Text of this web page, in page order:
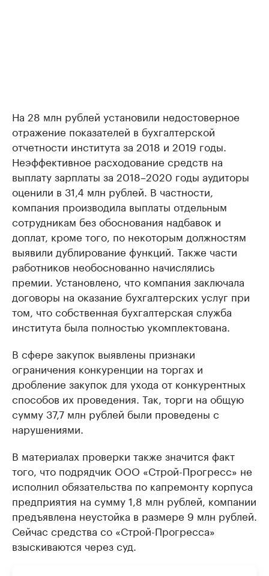
На 28 млн рублей установили недостоверное
отражение показателей в бухгалтерской
отчетности института за 2018 и 2019 годы.
Неэффективное расходование средств на
выплату зарплаты за 2018–2020 годы аудиторы
оценили в 31,4 млн рублей. В частности,
компания производила выплаты отдельным
сотрудникам без обоснования надбавок и
доплат, кроме того, по некоторым должностям
выявили дублирование функций. Также части
работников необоснованно начислялись
премии. Установлено, что компания заключала
договоры на оказание бухгалтерских услуг при
том, что собственная бухгалтерская служба
института была полностью укомплектована.
В сфере закупок выявлены признаки
ограничения конкуренции на торгах и
дробление закупок для ухода от конкурентных
способов их проведения. Так, торги на общую
сумму 37,7 млн рублей были проведены с
нарушениями.
В материалах проверки также значится факт
того, что подрядчик ООО «Строй-Прогресс» не
исполнил обязательства по капремонту корпуса
предприятия на сумму 1,8 млн рублей, компании
предъявлена неустойка в размере 9 млн рублей.
Сейчас средства со «Строй-Прогресса»
взыскиваются через суд.